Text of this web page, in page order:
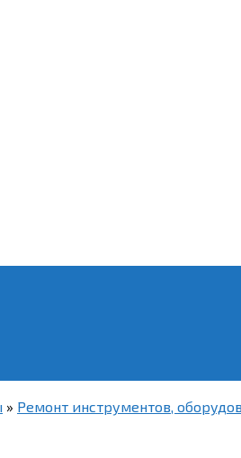
» Ремонт инструментов,